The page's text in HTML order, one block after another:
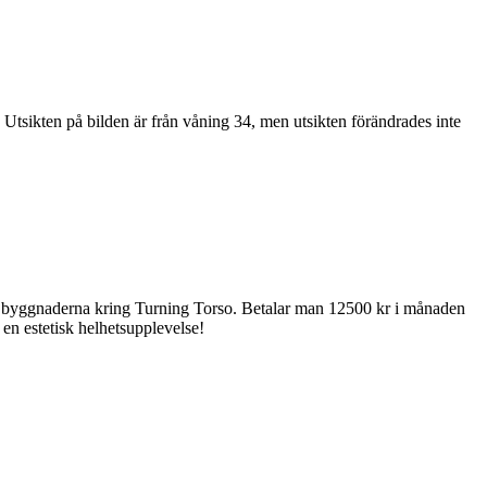
på bilden är från våning 34, men utsikten förändrades inte
kring Turning Torso. Betalar man 12500 kr i månaden
estetisk helhetsupplevelse!